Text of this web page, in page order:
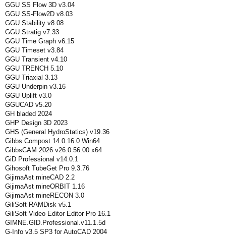
GGU SS Flow 3D v3.04
GGU SS-Flow2D v8.03
GGU Stability v8.08
GGU Stratig v7.33
GGU Time Graph v6.15
GGU Timeset v3.84
GGU Transient v4.10
GGU TRENCH 5.10
GGU Triaxial 3.13
GGU Underpin v3.16
GGU Uplift v3.0
GGUCAD v5.20
GH bladed 2024
GHP Design 3D 2023
GHS (General HydroStatics) v19.36
Gibbs Compost 14.0.16.0 Win64
GibbsCAM 2026 v26.0.56.00 x64
GiD Professional v14.0.1
Gihosoft TubeGet Pro 9.3.76
GijimaAst mineCAD 2.2
GijimaAst mineORBIT 1.16
GijimaAst mineRECON 3.0
GiliSoft RAMDisk v5.1
GiliSoft Video Editor Editor Pro 16.1
GIMNE.GID.Professional.v11.1.5d
G-Info v3.5 SP3 for AutoCAD 2004